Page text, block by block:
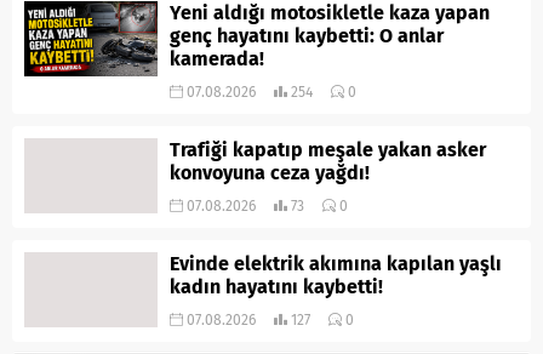
Yeni aldığı motosikletle kaza yapan
genç hayatını kaybetti: O anlar
kamerada!
07.08.2026 254 0
Trafiği kapatıp meşale yakan asker
konvoyuna ceza yağdı!
07.08.2026 73 0
Evinde elektrik akımına kapılan yaşlı
kadın hayatını kaybetti!
07.08.2026 127 0